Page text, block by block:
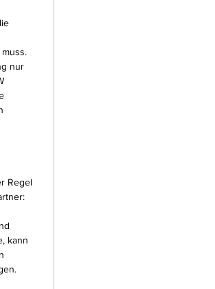
nur
Regel
kann